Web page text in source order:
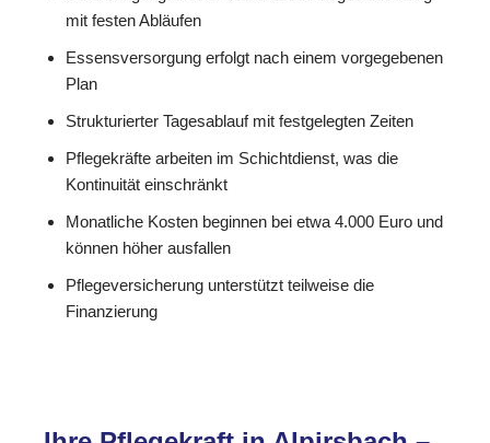
mit festen Abläufen
Essensversorgung erfolgt nach einem vorgegebenen
Plan
Strukturierter Tagesablauf mit festgelegten Zeiten
Pflegekräfte arbeiten im Schichtdienst, was die
Kontinuität einschränkt
Monatliche Kosten beginnen bei etwa 4.000 Euro und
können höher ausfallen
Pflegeversicherung unterstützt teilweise die
Finanzierung